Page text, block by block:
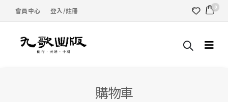
會員中心 登入/註冊 0
購物車